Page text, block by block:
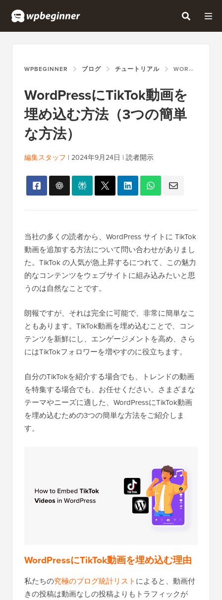
WPBEGINNER ブログ チュートリアル WORDPRESSにTIKTOK動画を埋め込む方法（3つの簡単な方法）
WordPressにTikTok動画を
埋め込む方法（3つの簡単
な方法）
編集スタッフ | 2024年9月24日 | 読者開示
当社の多くの読者から、WordPress サイトに TikTok
動画を追加する方法について問い合わせがありまし
た。TikTok の人気が急上昇するにつれて、この魅力
的なコンテンツをウェブサイトに組み込みたいと思
うのは自然なことです。
朗報ですが、それは完全に可能で、非常に簡単なこ
ともあります。TikTok動画を埋め込むことで、コン
テンツを新鮮にし、エンゲージメントを高め、さら
にはTikTokフォロワーを増やすのに役立ちます。
自分のTikTokを紹介する場合でも、トレンドの動画
を特集する場合でも、お任せください。さまざまな
テーマやニーズに適した、WordPressにTikTok動画
を埋め込むための3つの簡単な方法をご紹介しま
す。
WordPressにTikTok動画を埋め込む理由
私たちの究極のブログ統計リストによると、動画付
きの投稿は動画なしの投稿よりもトラフィックが